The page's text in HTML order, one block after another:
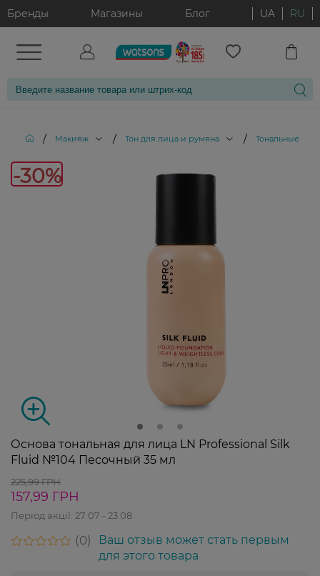
Бренды Магазины Блог UA RU
/ Макияж / Тон для лица и румяна / Тональные
-30%
Основа тональная для лица LN Professional Silk
Fluid №104 Песочный 35 мл
225,99 ГРН
157,99 ГРН
Період акції: 27 07 - 23 08
0
Ваш отзыв может стать первым
для этого товара